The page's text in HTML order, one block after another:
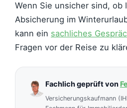
Wenn Sie unsicher sind, ob
Absicherung im
kann ein sachliches
Fragen vor der Reise zu
Fachlich geprüft von
Versicherungskaufmann